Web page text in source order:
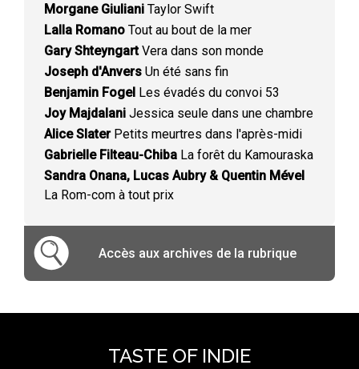
Morgane Giuliani Taylor Swift
Lalla Romano Tout au bout de la mer
Gary ShteyngartVera dans son monde
Joseph d'Anvers Un été sans fin
Benjamin Fogel Les évadés du convoi 53
Joy Majdalani Jessica seule dans une chambre
Alice SlaterPetits meurtres dans l'après-midi
Gabrielle Filteau-Chiba La forêt du Kamouraska
Sandra Onana, Lucas Aubry & Quentin Mével
La Rom-com à tout prix
Accès aux archives de la rubrique
TASTE OF INDIE